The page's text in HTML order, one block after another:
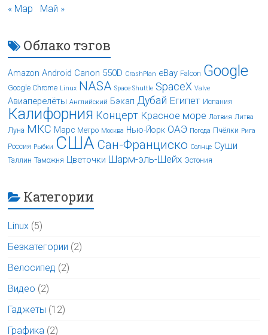
« Мар Май »
Облако тэгов
Amazon Android Canon 550D CrashPlan eBay Falcon Google
Google Chrome Linux NASA Space Shuttle SpaceX Valve
Авиаперелёты Английский Бэкап Дубай Египет Испания
Калифорния Концерт Красное море Латвия Литва
Луна МКС Марс Метро Москва Нью-Йорк ОАЭ Погода Пчёлки Рига
Россия Рыбки США Сан-Франциско Солнце Суши
Таллин Таможня Цветочки Шарм-эль-Шейх Эстония
Категории
Linux (5)
Безкатегории (2)
Велосипед (2)
Видео (2)
Гаджеты (12)
Графика (2)